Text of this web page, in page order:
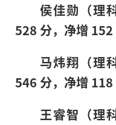
侯佳勋（理
528 分，净增 152
马炜翔（理
546 分，净增 118
王睿智（理